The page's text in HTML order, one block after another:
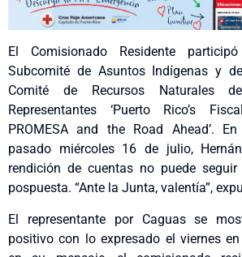
El Comisionado Residente
Subcomité de Asuntos Indígenas y
Comité de Recursos Naturales
Representantes ‘Puerto Rico’s
PROMESA and the Road Ahead’.
pasado miércoles 16 de julio,
rendición de cuentas no puede
pospuesta. “Ante la Junta, valentía”,
El representante por Caguas se
positivo con lo expresado el viernes